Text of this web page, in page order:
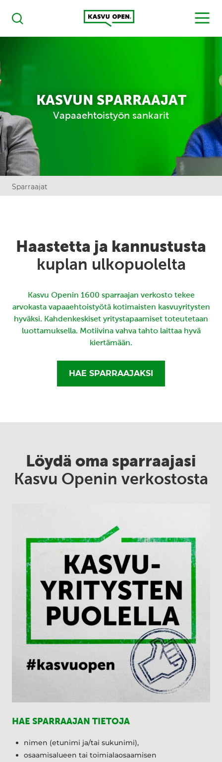
Haku
Kasvu Open
MENU
KASVUN SPARRAAJAT
Vapaaehtoistyön sankarit
Sparraajat
Haastetta ja kannustusta
kuplan ulkopuolelta
Kasvu Openin 1600 sparraajan verkosto tekee
arvokasta vapaaehtoistyötä kotimaisten kasvuyritysten
hyväksi. Kahdenkeskiset yritystapaamiset toteutetaan
luottamuksella. Motiivina vahva tahto laittaa hyvä
kiertämään.
HAE SPARRAAJAKSI
Löydä oma sparraajasi
Kasvu Openin verkostosta
HAE SPARRAAJAN TIETOJA
nimen (etunimi ja/tai sukunimi),
osaamisalueen tai toimialaosaamisen